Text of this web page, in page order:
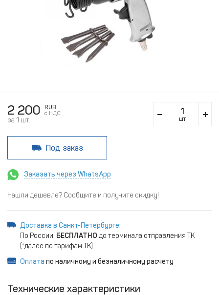
2 200
RUB
c НДС
за 1 шт. шт
Под заказ
Заказать через WhatsApp
Нашли дешевле? Сообщите и получите скидку!
Доставка в Санкт-Петербурге:
По России: БЕСПЛАТНО до терминала отправления ТК
(*далее по тарифам ТК)
Оплата по наличному и безналичному расчету
Технические характеристики